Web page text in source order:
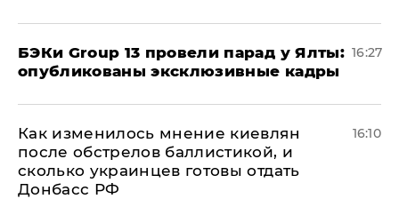
​БЭКи Group 13 провели парад у Ялты:
опубликованы эксклюзивные кадры
16:27
Как изменилось мнение киевлян
после обстрелов баллистикой, и
сколько украинцев готовы отдать
Донбасс РФ
16:10